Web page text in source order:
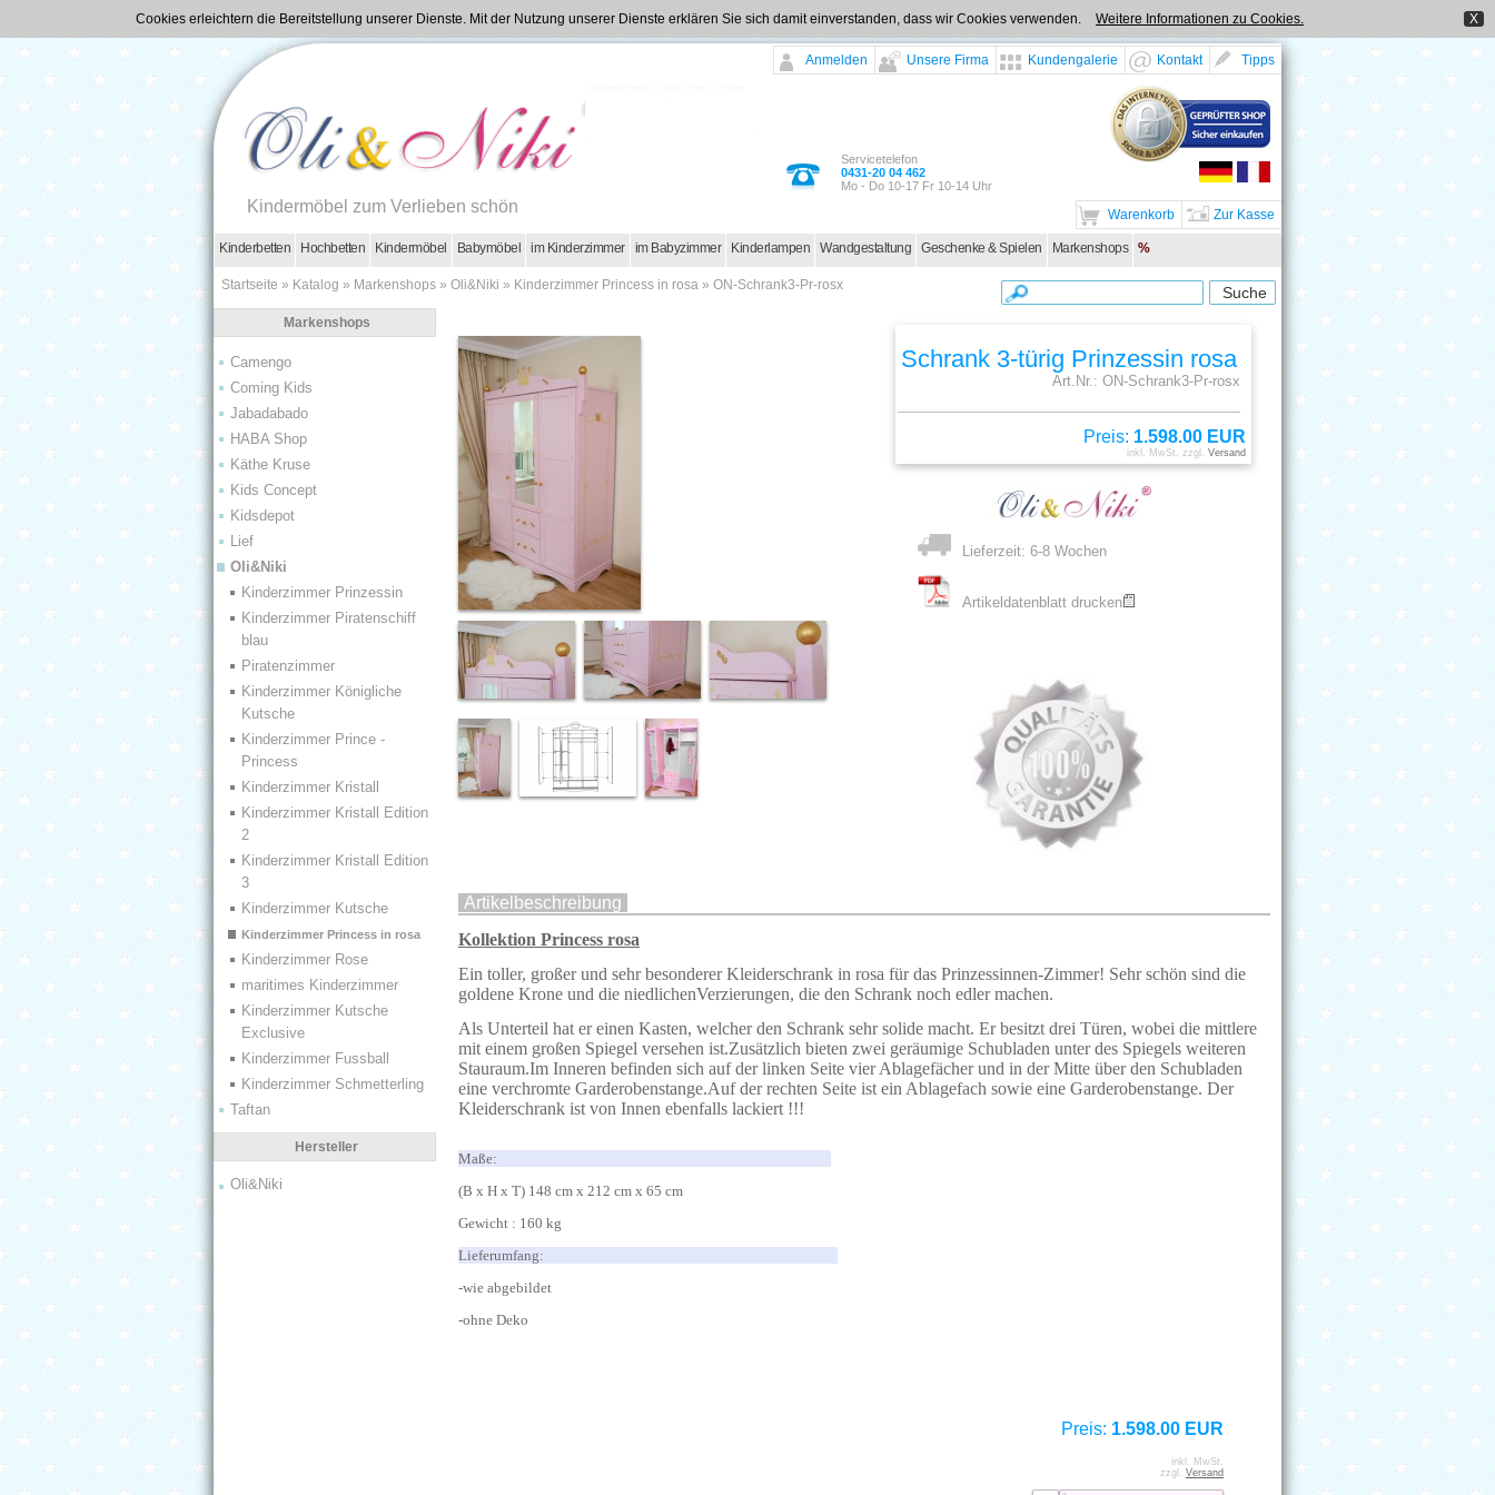
X
Cookies erleichtern die Bereitstellung unserer Dienste. Mit der Nutzung unserer Dienste erklären Sie sich damit einverstanden, dass wir Cookies verwenden. Weitere Informationen zu Cookies.
Tipps
Kontakt
Kundengalerie
Unsere Firma
Anmelden
Kindermöbel zum Verlieben schön
Servicetelefon
0431-20 04 462
Mo - Do 10-17 Fr 10-14 Uhr
Zur Kasse
Warenkorb
Kinderbetten Hochbetten Kindermöbel Babymöbel im Kinderzimmer im Babyzimmer Kinderlampen Wandgestaltung Geschenke & Spielen Markenshops %
Startseite » Katalog » Markenshops » Oli&Niki » Kinderzimmer Princess in rosa » ON-Schrank3-Pr-rosx
Markenshops
Camengo
Coming Kids
Jabadabado
HABA Shop
Käthe Kruse
Kids Concept
Kidsdepot
Lief
Oli&Niki
Kinderzimmer Prinzessin
Kinderzimmer Piratenschiff
blau
Piratenzimmer
Kinderzimmer Königliche
Kutsche
Kinderzimmer Prince -
Princess
Kinderzimmer Kristall
Kinderzimmer Kristall Edition
2
Kinderzimmer Kristall Edition
3
Kinderzimmer Kutsche
Kinderzimmer Princess in rosa
Kinderzimmer Rose
maritimes Kinderzimmer
Kinderzimmer Kutsche
Exclusive
Kinderzimmer Fussball
Kinderzimmer Schmetterling
Taftan
Hersteller
Oli&Niki
Schrank 3-türig Prinzessin rosa
Art.Nr.: ON-Schrank3-Pr-rosx
Preis: 1.598.00 EUR
inkl. MwSt. zzgl. Versand
Lieferzeit: 6-8 Wochen
Artikeldatenblatt drucken
Artikelbeschreibung
Kollektion Princess rosa
Ein toller, großer und sehr besonderer Kleiderschrank in rosa für das Prinzessinnen-Zimmer! Sehr schön sind die
goldene Krone und die niedlichenVerzierungen, die den Schrank noch edler machen.
Als Unterteil hat er einen Kasten, welcher den Schrank sehr solide macht. Er besitzt drei Türen, wobei die mittlere
mit einem großen Spiegel versehen ist.Zusätzlich bieten zwei geräumige Schubladen unter des Spiegels weiteren
Stauraum.Im Inneren befinden sich auf der linken Seite vier Ablagefächer und in der Mitte über den Schubladen
eine verchromte Garderobenstange.Auf der rechten Seite ist ein Ablagefach sowie eine Garderobenstange. Der
Kleiderschrank ist von Innen ebenfalls lackiert !!!
Maße:
(B x H x T) 148 cm x 212 cm x 65 cm
Gewicht : 160 kg
Lieferumfang:
-wie abgebildet
-ohne Deko
Preis: 1.598.00 EUR
inkl. MwSt.
zzgl. Versand